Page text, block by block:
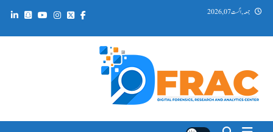
Skip جمعہ, اگست 07, 2026
DFRAC_ORG